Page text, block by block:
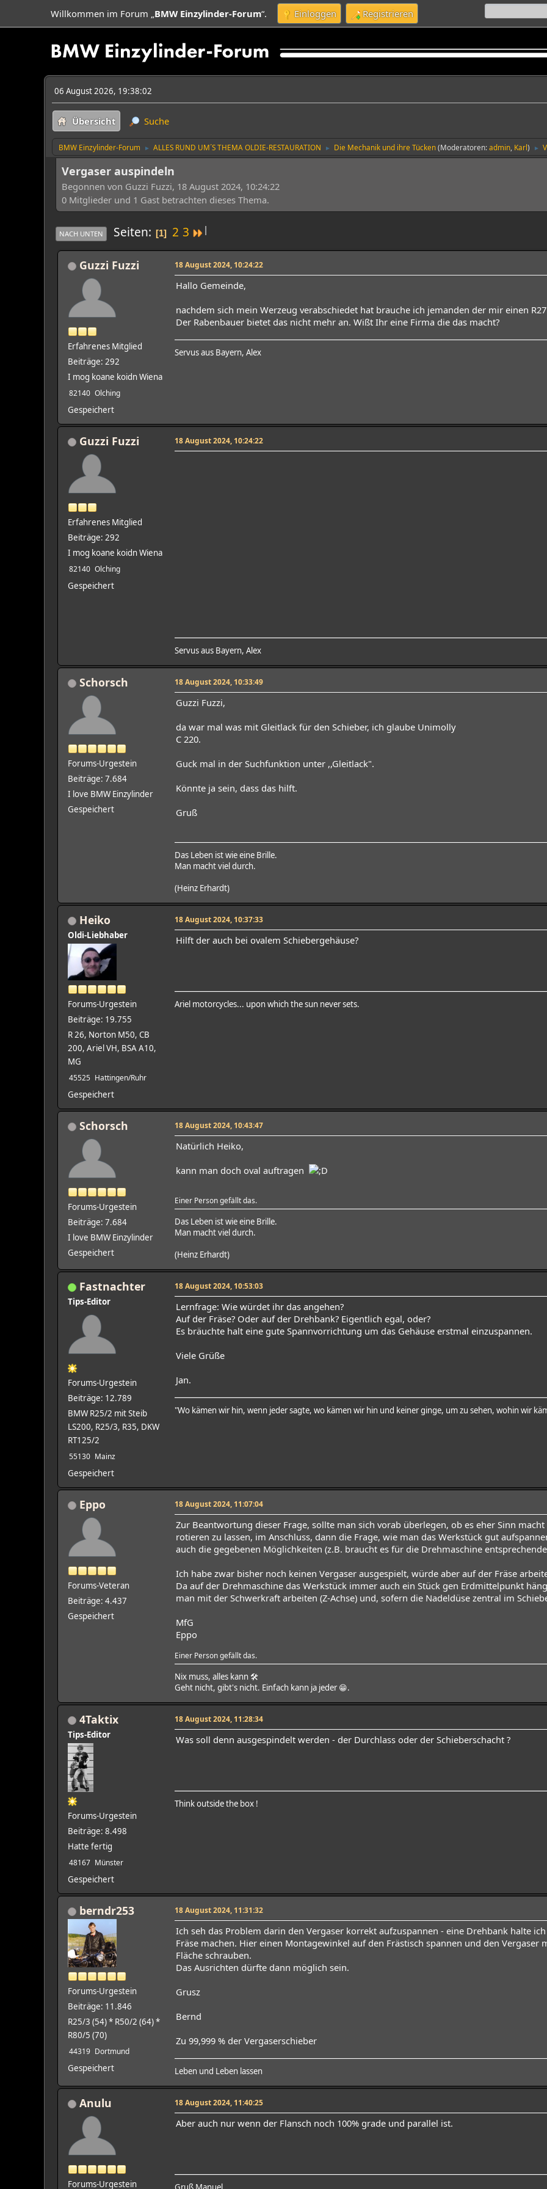
Willkommen im Forum „BMW Einzylinder-Forum“. Einloggen Registrieren
06 August 2026, 19:38:02
Übersicht Suche
BMW Einzylinder-Forum ► ALLES RUND UM´S THEMA OLDIE-RESTAURATION ► Die Mechanik und ihre Tücken(Moderatoren:admin, Karl) ►
Vergaser auspindeln
Begonnen von Guzzi Fuzzi, 18 August 2024, 10:24:22
0 Mitglieder und 1 Gast betrachten dieses Thema.
|
NACH UNTEN Seiten 1 2 3
Guzzi Fuzzi
Erfahrenes Mitglied
Beiträge: 292
I mog koane koidn Wiena
82140 Olching
Gespeichert
18 August 2024, 10:24:22
Hallo Gemeinde,
nachdem sich mein Werzeug verabschiedet hat brauche ich jemanden der mir einen
Der Rabenbauer bietet das nicht mehr an. Wißt Ihr eine Firma die das macht?
Servus aus Bayern, Alex
Guzzi Fuzzi
Erfahrenes Mitglied
Beiträge: 292
I mog koane koidn Wiena
82140 Olching
Gespeichert
18 August 2024, 10:24:22
Servus aus Bayern, Alex
Schorsch
Forums-Urgestein
Beiträge: 7.684
I love BMW Einzylinder
Gespeichert
18 August 2024, 10:33:49
Guzzi Fuzzi,
da war mal was mit Gleitlack für den Schieber, ich glaube Unimolly
C 220.
Guck mal in der Suchfunktion unter ,,Gleitlack".
Könnte ja sein, dass das hilft.
Gruß
Das Leben ist wie eine Brille.
Man macht viel durch.
(Heinz Erhardt)
Heiko
Oldi-Liebhaber
Forums-Urgestein
Beiträge: 19.755
R 26, Norton M50, CB
200, Ariel VH, BSA A10,
MG
45525 Hattingen/Ruhr
Gespeichert
18 August 2024, 10:37:33
Hilft der auch bei ovalem Schiebergehäuse?
Ariel motorcycles... upon which the sun never sets.
Schorsch
Forums-Urgestein
Beiträge: 7.684
I love BMW Einzylinder
Gespeichert
18 August 2024, 10:43:47
Natürlich Heiko,
kann man doch oval auftragen
Einer Person gefällt das.
Das Leben ist wie eine Brille.
Man macht viel durch.
(Heinz Erhardt)
Fastnachter
Tips-Editor
Forums-Urgestein
Beiträge: 12.789
BMW R25/2 mit Steib
LS200, R25/3, R35, DKW
RT125/2
55130 Mainz
Gespeichert
18 August 2024, 10:53:03
Lernfrage: Wie würdet ihr das angehen?
Auf der Fräse? Oder auf der Drehbank? Eigentlich egal, oder?
Es bräuchte halt eine gute Spannvorrichtung um das Gehäuse erstmal einzuspannen.
Viele Grüße
Jan.
"Wo kämen wir hin, wenn jeder sagte, wo kämen wir hin und keiner ginge, um zu sehen, wohin wir
Eppo
Forums-Veteran
Beiträge: 4.437
Gespeichert
18 August 2024, 11:07:04
Zur Beantwortung dieser Frage, sollte man sich vorab überlegen, ob es eher Sinn
rotieren zu lassen, im Anschluss, dann die Frage, wie man das Werkstück gut
auch die gegebenen Möglichkeiten (z.B. braucht es für die Drehmaschine
Ich habe zwar bisher noch keinen Vergaser ausgespielt, würde aber auf der Fräse
Da auf der Drehmaschine das Werkstück immer auch ein Stück gen Erdmittelpunkt
man mit der Schwerkraft arbeiten (Z-Achse) und, sofern die Nadeldüse zentral im
MfG
Eppo
Einer Person gefällt das.
Nix muss, alles kann 🛠
Geht nicht, gibt's nicht. Einfach kann ja jeder 😁.
4Taktix
Tips-Editor
Forums-Urgestein
Beiträge: 8.498
Hatte fertig
48167 Münster
Gespeichert
18 August 2024, 11:28:34
Was soll denn ausgespindelt werden - der Durchlass oder der Schieberschacht ?
Think outside the box !
berndr253
Forums-Urgestein
Beiträge: 11.846
R25/3 (54) * R50/2 (64) *
R80/5 (70)
44319 Dortmund
Gespeichert
18 August 2024, 11:31:32
Ich seh das Problem darin den Vergaser korrekt aufzuspannen - eine Drehbank halte
Fräse machen. Hier einen Montagewinkel auf den Frästisch spannen und den Vergaser
Fläche schrauben.
Das Ausrichten dürfte dann möglich sein.
Grusz
Bernd
Zu 99,999 % der Vergaserschieber
Leben und Leben lassen
Anulu
Forums-Urgestein
18 August 2024, 11:40:25
Aber auch nur wenn der Flansch noch 100% grade und parallel ist.